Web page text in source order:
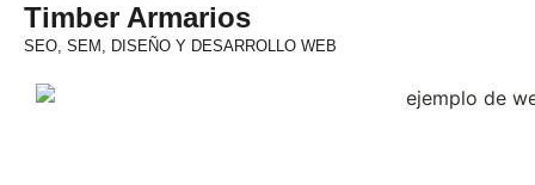
Timber Armarios
SEO, SEM, DISEÑO Y DESARROLLO WEB